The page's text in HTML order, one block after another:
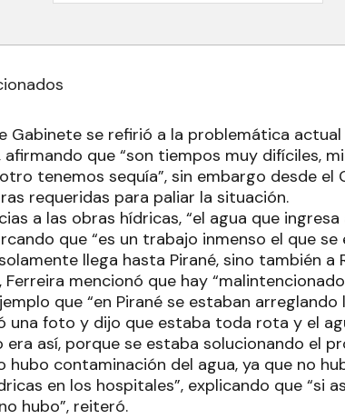
Gabinete se refirió a la problemática
que “son tiempos muy difíciles,
tenemos sequía”, sin embargo desde el
requeridas para paliar la situación.
a las obras hídricas, “el agua que
que “es un trabajo inmenso el que
llega hasta Pirané, sino también a
Ferreira mencionó que hay
que “en Pirané se estaban arreglando
una foto y dijo que estaba toda rota y el
era así, porque se estaba solucionando el
hubo contaminación del agua, ya que no
en los hospitales”, explicando que “si
hubo”, reiteró.